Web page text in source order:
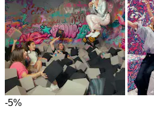
-5%